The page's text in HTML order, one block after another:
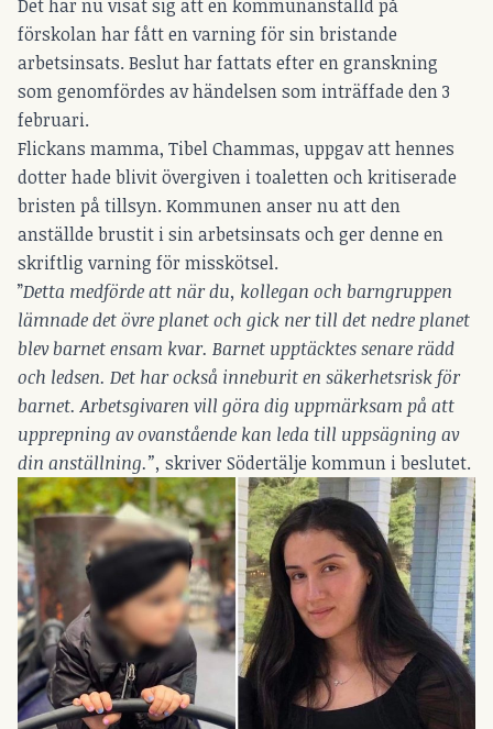
Det har nu visat sig att en kommunanställd på
förskolan har fått en varning för sin bristande
arbetsinsats. Beslut har fattats efter en granskning
som genomfördes av händelsen som inträffade den 3
februari.
Flickans mamma, Tibel Chammas, uppgav att hennes
dotter hade blivit övergiven i toaletten och kritiserade
bristen på tillsyn. Kommunen anser nu att den
anställde brustit i sin arbetsinsats och ger denne en
skriftlig varning för misskötsel.
”Detta medförde att när du, kollegan och barngruppen
lämnade det övre planet och gick ner till det nedre planet
blev barnet ensam kvar. Barnet upptäcktes senare rädd
och ledsen. Det har också inneburit en säkerhetsrisk för
barnet. Arbetsgivaren vill göra dig uppmärksam på att
upprepning av ovanstående kan leda till uppsägning av
din anställning.”, skriver Södertälje kommun i beslutet.